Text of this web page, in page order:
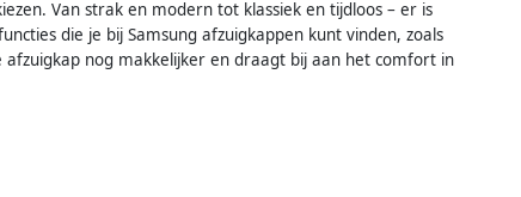
Van strak en modern tot klassiek en tijdloos – er is
die je bij Samsung afzuigkappen kunt vinden, zoals
nog makkelijker en draagt bij aan het comfort in